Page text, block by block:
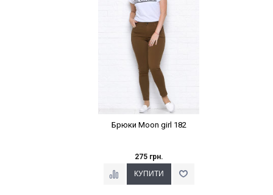
Брюки Moon girl 182
275 грн.